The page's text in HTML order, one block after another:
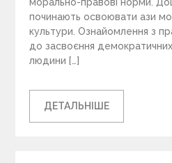
починають освоювати ази
культури. Ознайомлення з
до засвоєння
людини […]
ДЕТАЛЬНІШЕ